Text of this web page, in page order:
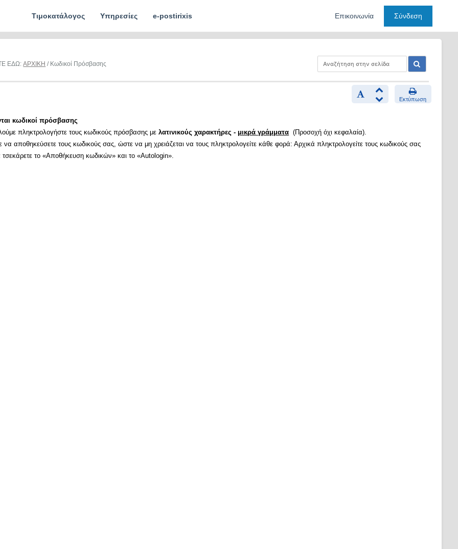
Τιμοκατάλογος Υπηρεσίες e-postirixis Επικοινωνία Σύνδεση
ΕΔΩ:ΑΡΧΙΚΗ / Κωδικοί Πρόσβασης
Εκτύπωση
κωδικοί πρόσβασης
πληκτρολογήστε τους κωδικούς πρόσβασης μελατινικούς χαρακτήρες - μικρά γράμματα (Προσοχή όχι κεφαλαία).
να αποθηκεύσετε τους κωδικούς σας, ώστε να μη χρειάζεται να τους πληκτρολογείτε κάθε φορά: Αρχικά πληκτρολογείτε τους κωδικούς σας
τσεκάρετε το «Αποθήκευση κωδικών» και το «Autologin».